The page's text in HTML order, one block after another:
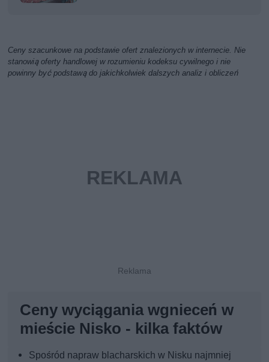
Ceny szacunkowe na podstawie ofert znalezionych w internecie. Nie
stanowią oferty handlowej w rozumieniu kodeksu cywilnego i nie
powinny być podstawą do jakichkolwiek dalszych analiz i obliczeń
Ceny wyciągania wgnieceń w
mieście Nisko - kilka faktów
Spośród napraw blacharskich w Nisku najmniej